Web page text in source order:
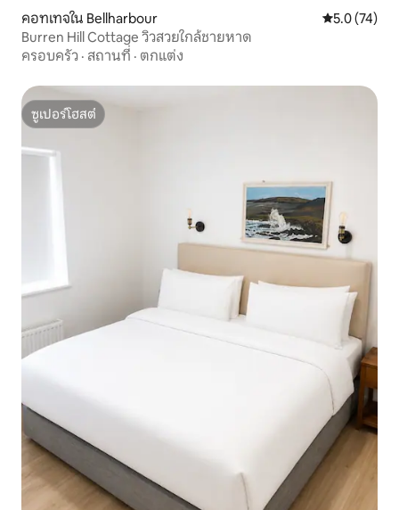
คอทเทจใน Bellharbour คะแนนเฉลี่ย
5.0 (74)
Burren Hill Cottage วิวสวยใกล้ชายหาด
ครอบครัว · สถานที่ · ตกแต่ง
ซูเปอร์โฮสต์
ซูเปอร์โฮสต์